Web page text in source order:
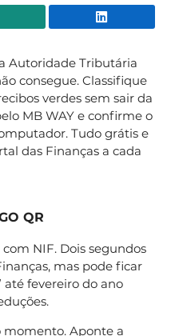
WhatsApp
Autoridade Tributária
consegue. Classifique
verdes sem sair da
MB WAY e confirme o
Tudo grátis e
das Finanças a cada
QR
NIF. Dois segundos
mas pode ficar
fevereiro do ano
momento. Aponte a